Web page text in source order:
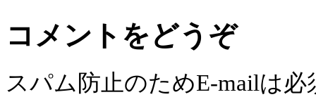
コメントをどうぞ
スパム防止のためE-mailは